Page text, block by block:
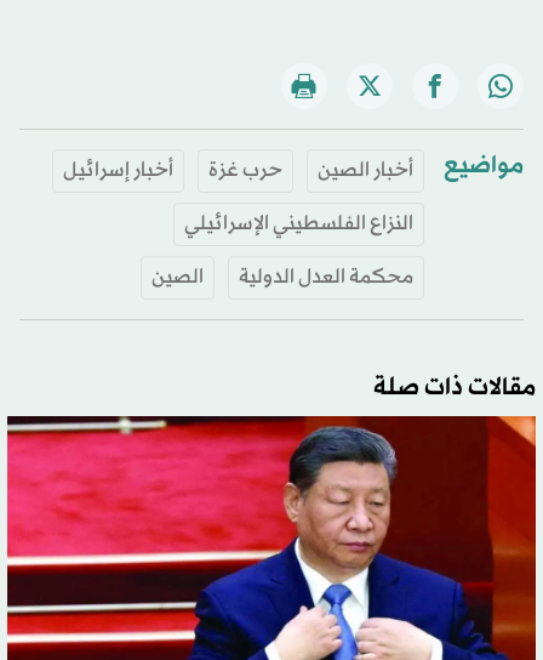
مواضيع أخبار الصين حرب غزة
أخبار إسرائيل
النزاع الفلسطيني الإسرائيلي
محكمة العدل الدولية
الصين
مقالات ذات صلة